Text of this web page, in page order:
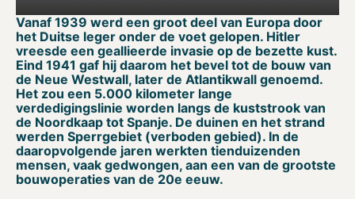
Vanaf 1939 werd een groot deel van Europa door
het Duitse leger onder de voet gelopen. Hitler
vreesde een geallieerde invasie op de bezette kust.
Eind 1941 gaf hij daarom het bevel tot de bouw van
de Neue Westwall, later de Atlantikwall genoemd.
Het zou een 5.000 kilometer lange
verdedigingslinie worden langs de kuststrook van
de Noordkaap tot Spanje. De duinen en het strand
werden Sperrgebiet (verboden gebied). In de
daaropvolgende jaren werkten tienduizenden
mensen, vaak gedwongen, aan een van de grootste
bouwoperaties van de 20e eeuw.